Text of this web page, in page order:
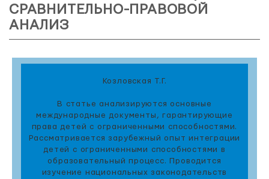
СРАВНИТЕЛЬНО-ПРАВОВОЙ
АНАЛИЗ
Козловская Т.Г.
В статье анализируются основные
международные документы, гарантирующие
права детей с ограниченными способностями.
Рассматривается зарубежный опыт интеграции
детей с ограниченными способностями в
образовательный процесс. Проводится
изучение национальных законодательств